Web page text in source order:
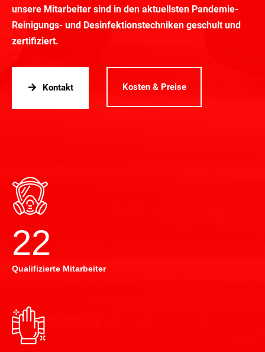
unsere Mitarbeiter sind in den aktuellsten Pandemie-
Reinigungs- und Desinfektionstechniken geschult und
zertifiziert.
Kontakt Kosten & Preise
22
Qualifizierte Mitarbeiter